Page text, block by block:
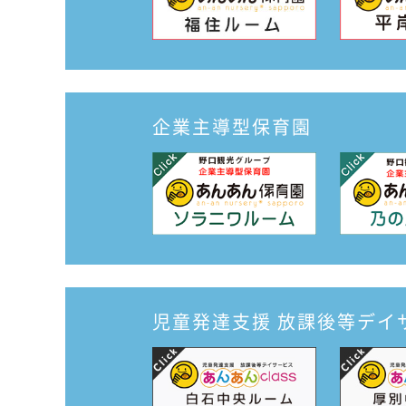
企業主導型保育園
児童発達支援 放課後等デイ